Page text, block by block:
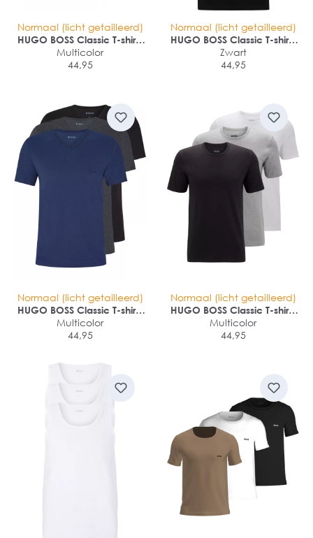
Normaal (licht getailleerd)
HUGO BOSS Classic T-shirts
regular fit (3-pack)
Multicolor
44,95
Normaal (licht getailleerd)
HUGO BOSS Classic T-shirts
regular fit (3-pack)
Zwart
44,95
Normaal (licht getailleerd)
HUGO BOSS Classic T-shirts
regular fit (3-pack)
Multicolor
44,95
Normaal (licht getailleerd)
HUGO BOSS Classic T-shirts
regular fit (3-pack)
Multicolor
44,95